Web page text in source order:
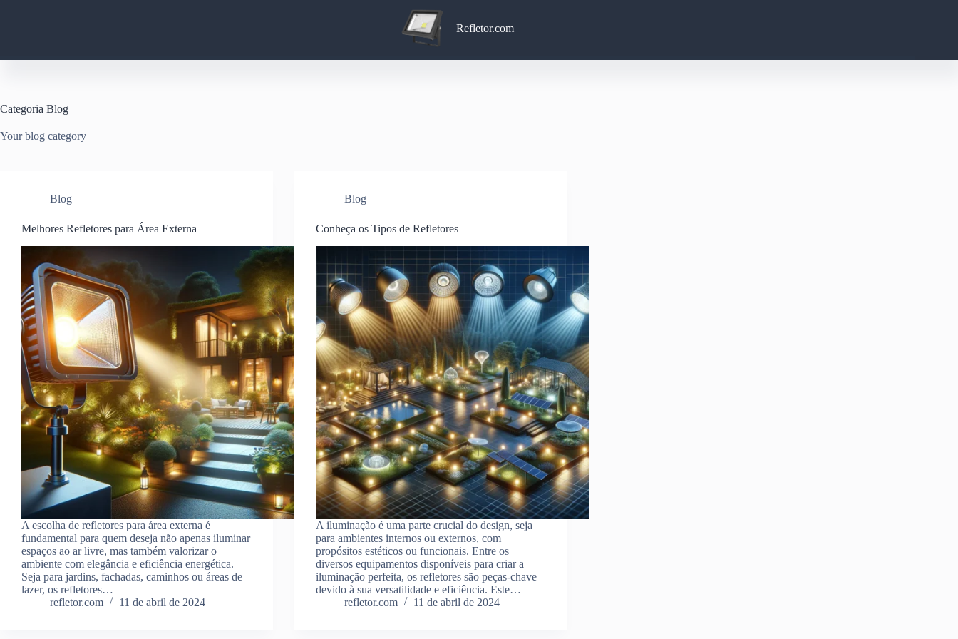
Refletor.com
Categoria Blog
Your blog category
Blog
Melhores Refletores para Área Externa
A escolha de refletores para área externa é
fundamental para quem deseja não apenas iluminar
espaços ao ar livre, mas também valorizar o
ambiente com elegância e eficiência energética.
Seja para jardins, fachadas, caminhos ou áreas de
lazer, os refletores…
refletor.com
11 de abril de 2024
Blog
Conheça os Tipos de Refletores
A iluminação é uma parte crucial do design, seja
para ambientes internos ou externos, com
propósitos estéticos ou funcionais. Entre os
diversos equipamentos disponíveis para criar a
iluminação perfeita, os refletores são peças-chave
devido à sua versatilidade e eficiência. Este…
refletor.com
11 de abril de 2024